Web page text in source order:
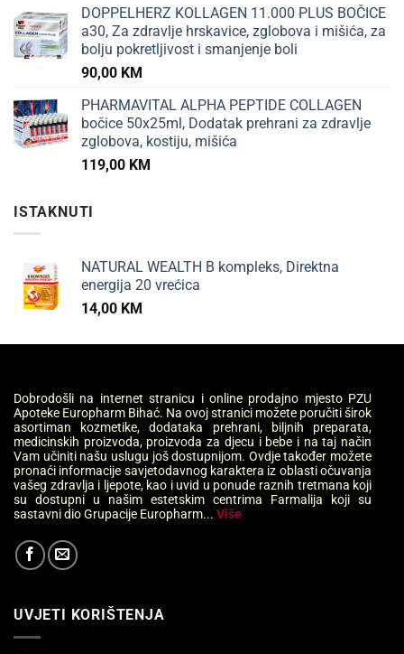
DOPPELHERZ KOLLAGEN 11.000 PLUS BOČICE
a30, Za zdravlje hrskavice, zglobova i mišića, za
bolju pokretljivost i smanjenje boli
90,00 KM
PHARMAVITAL ALPHA PEPTIDE COLLAGEN
bočice 50x25ml, Dodatak prehrani za zdravlje
zglobova, kostiju, mišića
119,00 KM
ISTAKNUTI
NATURAL WEALTH B kompleks, Direktna
energija 20 vrećica
14,00 KM
Dobrodošli na internet stranicu i online prodajno mjesto PZU
Apoteke Europharm Bihać. Na ovoj stranici možete poručiti širok
asortiman kozmetike, dodataka prehrani, biljnih preparata,
medicinskih proizvoda, proizvoda za djecu i bebe i na taj način
Vam učiniti našu uslugu još dostupnijom. Ovdje također možete
pronaći informacije savjetodavnog karaktera iz oblasti očuvanja
vašeg zdravlja i ljepote, kao i uvid u ponude raznih tretmana koji
su dostupni u našim estetskim centrima Farmalija koji su
sastavni dio Grupacije Europharm... Više
UVJETI KORIŠTENJA